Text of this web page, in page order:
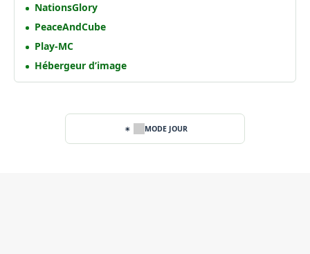
NationsGlory
PeaceAndCube
Play-MC
Hébergeur d’image
MODE JOUR